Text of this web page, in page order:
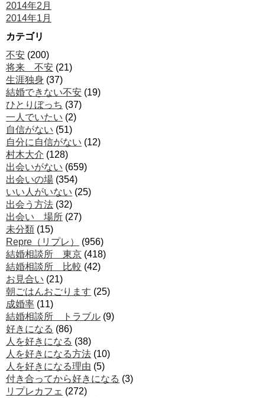
2014年2月
2014年1月
カテゴリ
不安 (200)
将来 不安 (21)
生涯独身 (37)
結婚できない不安 (19)
ひとりぼっち (37)
一人でいたい (2)
自信がない (51)
自分に自信がない (12)
村木大介 (128)
出会いがない (659)
出会いの場 (354)
いい人がいない (25)
出会う方法 (32)
出会い 場所 (27)
未分類 (15)
Repre（リプレ）
(956)
結婚相談所 東京 (418)
結婚相談所 比較 (42)
お見合い (21)
朝ごはんおごります (25)
成婚率 (11)
結婚相談所 トラブル (9)
好きになる (86)
人を好きになる (38)
人を好きになる方法 (10)
人を好きになる理由 (5)
付き合ってから好きになる (3)
リプレカフェ (272)